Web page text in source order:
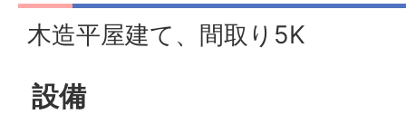
木造平屋建て、間取り5K
設備